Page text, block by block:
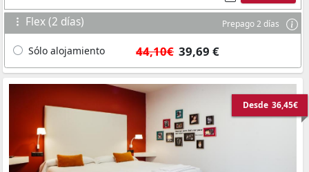
Flex (2 días) Prepago 2 días
Sólo alojamiento 44,10€ 39,69 €
Desde 36,45€